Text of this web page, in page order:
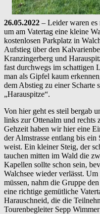
26.05.2022 – Leider waren
um am Vatertag eine kleine
kostenlosen Parkplatz in
Aufstieg über den
Kranzingerberg und
fast durchwegs im schattigen
man als Gipfel kaum
dem Abstieg zu einer
„Harauspitze“.
Von hier geht es steil bergab
links zur Ottenalm und rechts
Gehzeit haben wir hier eine
der Almstrasse entlang bis
weist. Ein kleiner Steig, der
tauchen mitten im Wald die
Kapellen sollte schon sein,
Walchsee wieder verlässt.
müssen, nahm die Gruppe
eine richtige gemütliche
Harauschneid, die die
Tourenbegleiter Sepp